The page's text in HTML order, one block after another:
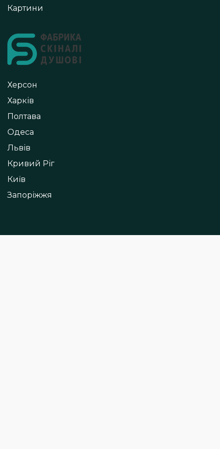
Херсон
Харків
Полтава
Одеса
Львів
Кривий Ріг
Київ
Запоріжжя
Картини